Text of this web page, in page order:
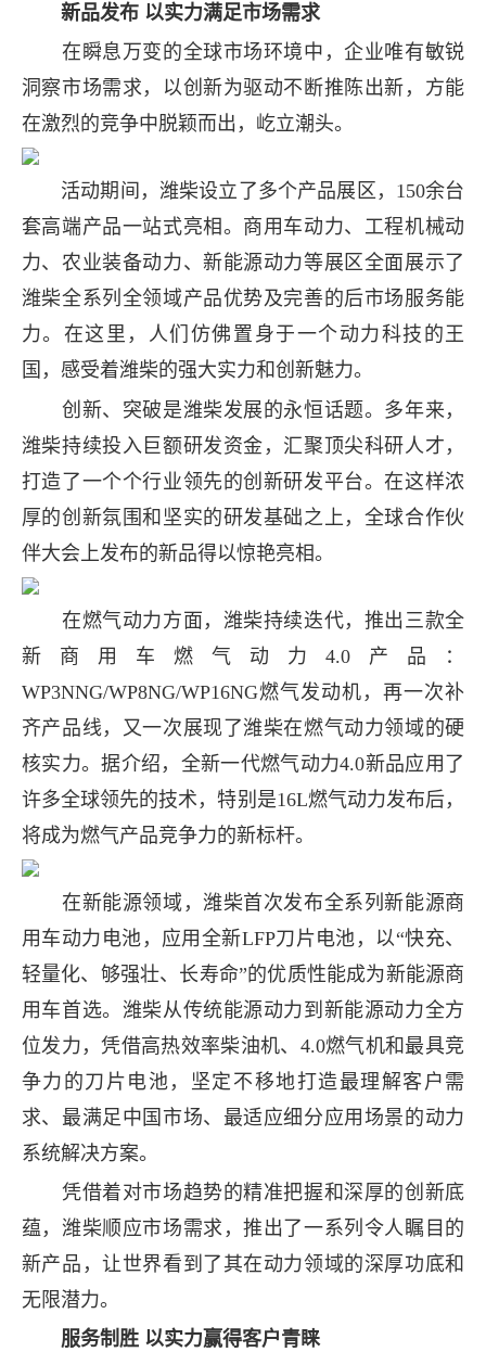
新品发布 以实力满足市场需求
在瞬息万变的全球市场环境中，企业唯有敏锐
洞察市场需求，以创新为驱动不断推陈出新，方能
在激烈的竞争中脱颖而出，屹立潮头。
活动期间，潍柴设立了多个产品展区，150余台
套高端产品一站式亮相。商用车动力、工程机械动
力、农业装备动力、新能源动力等展区全面展示了
潍柴全系列全领域产品优势及完善的后市场服务能
力。在这里，人们仿佛置身于一个动力科技的王
国，感受着潍柴的强大实力和创新魅力。
创新、突破是潍柴发展的永恒话题。多年来，
潍柴持续投入巨额研发资金，汇聚顶尖科研人才，
打造了一个个行业领先的创新研发平台。在这样浓
厚的创新氛围和坚实的研发基础之上，全球合作伙
伴大会上发布的新品得以惊艳亮相。
在燃气动力方面，潍柴持续迭代，推出三款全
新商用车燃气动力4.0产品：
WP3NNG/WP8NG/WP16NG燃气发动机，再一次补
齐产品线，又一次展现了潍柴在燃气动力领域的硬
核实力。据介绍，全新一代燃气动力4.0新品应用了
许多全球领先的技术，特别是16L燃气动力发布后，
将成为燃气产品竞争力的新标杆。
在新能源领域，潍柴首次发布全系列新能源商
用车动力电池，应用全新LFP刀片电池，以“快充、
轻量化、够强壮、长寿命”的优质性能成为新能源商
用车首选。潍柴从传统能源动力到新能源动力全方
位发力，凭借高热效率柴油机、4.0燃气机和最具竞
争力的刀片电池，坚定不移地打造最理解客户需
求、最满足中国市场、最适应细分应用场景的动力
系统解决方案。
凭借着对市场趋势的精准把握和深厚的创新底
蕴，潍柴顺应市场需求，推出了一系列令人瞩目的
新产品，让世界看到了其在动力领域的深厚功底和
无限潜力。
服务制胜 以实力赢得客户青睐